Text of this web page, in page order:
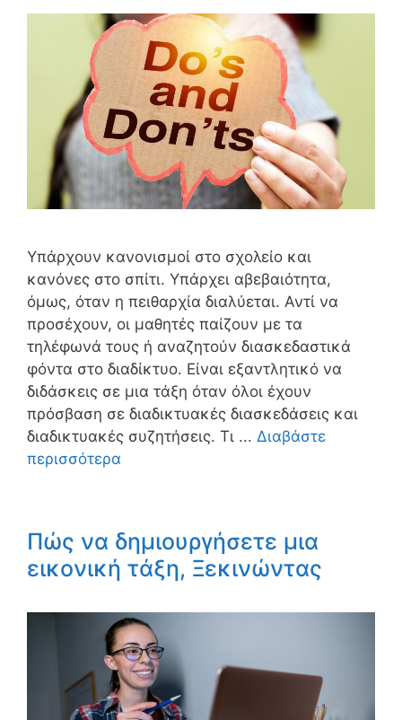
Υπάρχουν κανονισμοί στο σχολείο και
κανόνες στο σπίτι. Υπάρχει αβεβαιότητα,
όμως, όταν η πειθαρχία διαλύεται. Αντί να
προσέχουν, οι μαθητές παίζουν με τα
τηλέφωνά τους ή αναζητούν διασκεδαστικά
φόντα στο διαδίκτυο. Είναι εξαντλητικό να
διδάσκεις σε μια τάξη όταν όλοι έχουν
πρόσβαση σε διαδικτυακές διασκεδάσεις και
διαδικτυακές συζητήσεις. Τι ... Διαβάστε
περισσότερα
Πώς να δημιουργήσετε μια
εικονική τάξη, Ξεκινώντας